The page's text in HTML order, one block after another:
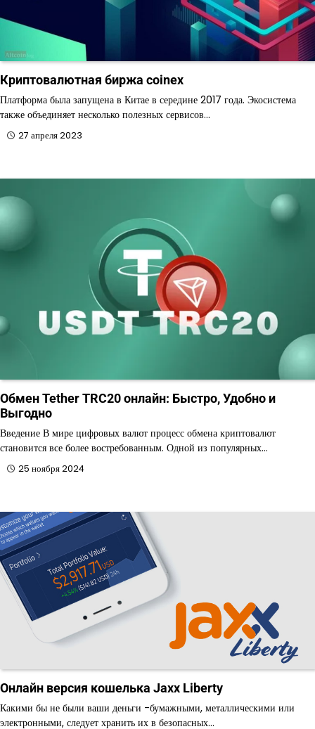
Криптовалютная биржа coinex
Платформа была запущена в Китае в середине 2017 года. Экосистема
также объединяет несколько полезных сервисов…
27 апреля 2023
Обмен Tether TRC20 онлайн: Быстро, Удобно и
Выгодно
Введение В мире цифровых валют процесс обмена криптовалют
становится все более востребованным. Одной из популярных…
25 ноября 2024
Онлайн версия кошелька Jaxx Liberty
Какими бы не были ваши деньги -бумажными, металлическими или
электронными, следует хранить их в безопасных…